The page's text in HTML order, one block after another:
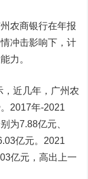
农商银行在年报
冲击影响下，计
力。
近几年，广州农
2017年-2021
为7.88亿元、
亿元。2021
亿元，高出上一